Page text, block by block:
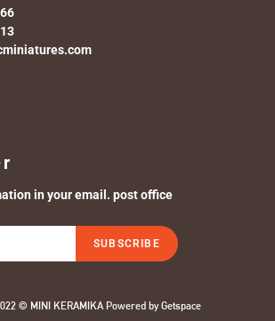
in your email. post office
SUBSCRIBE
© MINI KERAMIKA Powered byGetspace